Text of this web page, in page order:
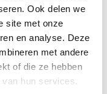
Ook delen we
site met onze
en analyse. Deze
met andere
of die ze hebben
hun services.